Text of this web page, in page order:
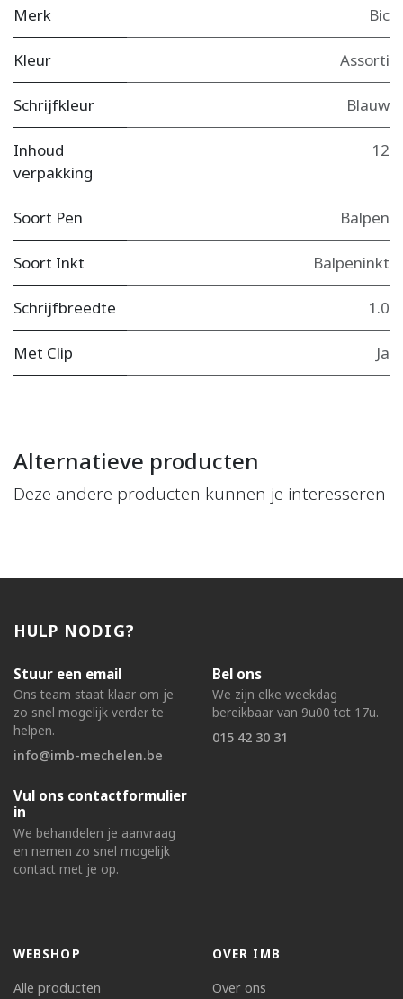
Merk Bic
Kleur Assorti
Schrijfkleur Blauw
Inhoud
verpakking
12
Soort Pen Balpen
Soort Inkt Balpeninkt
Schrijfbreedte 1.0
Met Clip Ja
Alternatieve producten
Deze andere producten kunnen je interesseren
HULP NODIG?
Stuur een email
Ons team staat klaar om je
zo snel mogelijk verder te
helpen.
info@imb-mechelen.be
Bel ons
We zijn elke weekdag
bereikbaar van 9u00 tot 17u.
015 42 30 31
Vul ons contactformulier
in
We behandelen je aanvraag
en nemen zo snel mogelijk
contact met je op.
WEBSHOP
Alle producten
OVER IMB
Over ons